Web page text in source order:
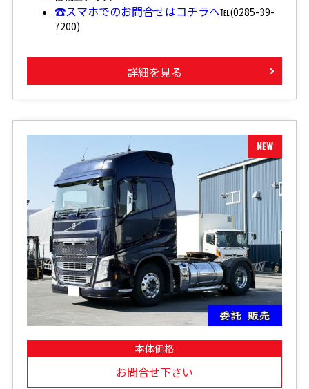
☎スマホでのお問合せはコチラへ℡(0285-39-
7200)
詳細を見る
本体価格
お問合せ下さい